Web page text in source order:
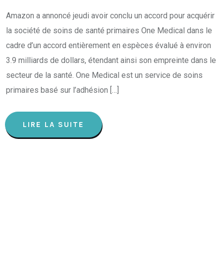
Amazon a annoncé jeudi avoir conclu un accord pour acquérir
la société de soins de santé primaires One Medical dans le
cadre d’un accord entièrement en espèces évalué à environ
3.9 milliards de dollars, étendant ainsi son empreinte dans le
secteur de la santé. One Medical est un service de soins
primaires basé sur l’adhésion […]
LIRE LA SUITE